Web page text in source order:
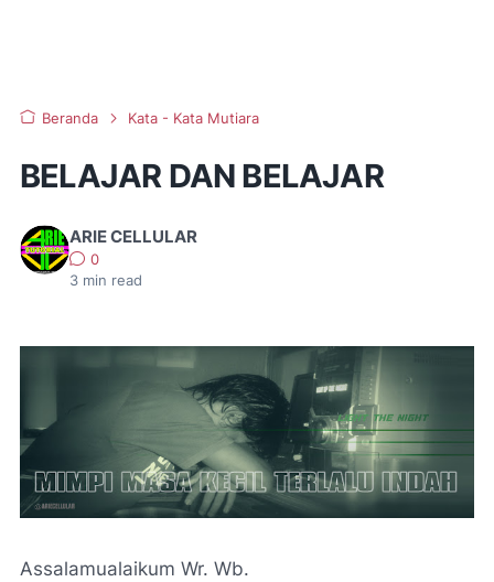
Beranda Kata - Kata Mutiara
BELAJAR DAN BELAJAR
ARIE CELLULAR
0
3 min read
Assalamualaikum Wr. Wb.